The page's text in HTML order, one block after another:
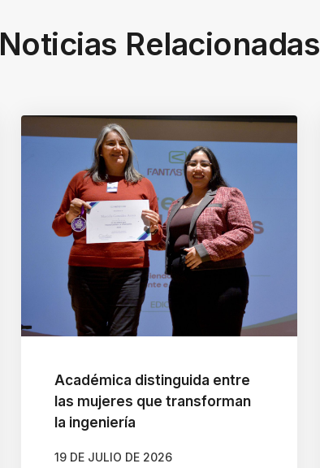
Noticias Relacionadas
Académica distinguida entre
las mujeres que transforman
la ingeniería
19 DE JULIO DE 2026